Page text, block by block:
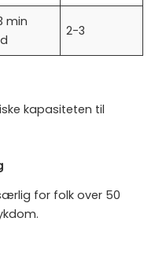
min
2-3
kapasiteten til
for folk over 50